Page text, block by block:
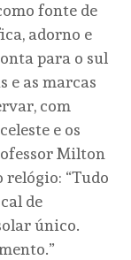
fonte de
adorno e
para o sul
e as marcas
com
e os
Milton
relógio: “Tudo
de
único.